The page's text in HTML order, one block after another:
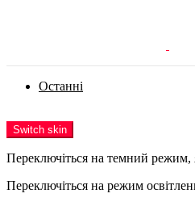
Останні
Switch skin
Переключіться на темний
Переключіться на режим